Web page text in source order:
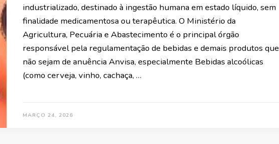
industrializado, destinado à ingestão humana em estado líquido, sem
finalidade medicamentosa ou terapêutica. O Ministério da
Agricultura, Pecuária e Abastecimento é o principal órgão
responsável pela regulamentação de bebidas e demais produtos que
não sejam de anuência Anvisa, especialmente Bebidas alcoólicas
(como cerveja, vinho, cachaça, …
MARÇO 24, 2026